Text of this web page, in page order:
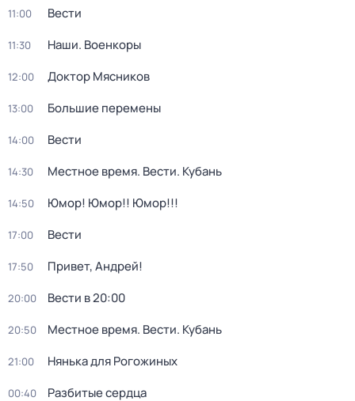
11:00 Вести
11:30 Наши. Военкоры
12:00 Доктор Мясников
13:00 Большие перемены
14:00 Вести
14:30 Местное время. Вести. Кубань
14:50 Юмор! Юмор!! Юмор!!!
17:00 Вести
17:50 Привет, Андрей!
20:00 Вести в 20:00
20:50 Местное время. Вести. Кубань
21:00 Нянька для Рогожиных
00:40 Разбитые сердца